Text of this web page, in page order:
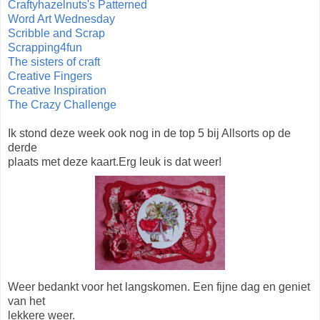
Craftyhazelnuts's Patterned
Word Art Wednesday
Scribble and Scrap
Scrapping4fun
The sisters of craft
Creative Fingers
Creative Inspiration
The Crazy Challenge
Ik stond deze week ook nog in de top 5 bij Allsorts op de
derde
plaats met deze kaart.Erg leuk is dat weer!
Weer bedankt voor het langskomen. Een fijne dag en geniet
van het
lekkere weer.